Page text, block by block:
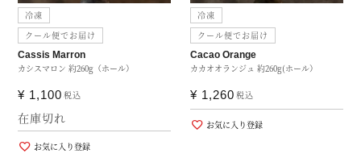
冷凍
クール便でお届け
カシスマロン 約260g（ホール）
Cassis Marron
¥ 1,100 税込
在庫切れ
お気に入り登録
冷凍
クール便でお届け
カカオオランジュ 約260g(ホール）
Cacao Orange
¥ 1,260 税込
お気に入り登録